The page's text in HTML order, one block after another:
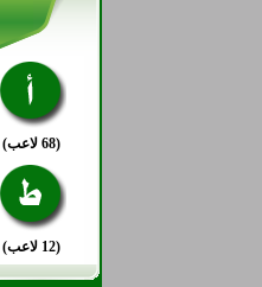
(68 لاعب)
(12 لاعب)